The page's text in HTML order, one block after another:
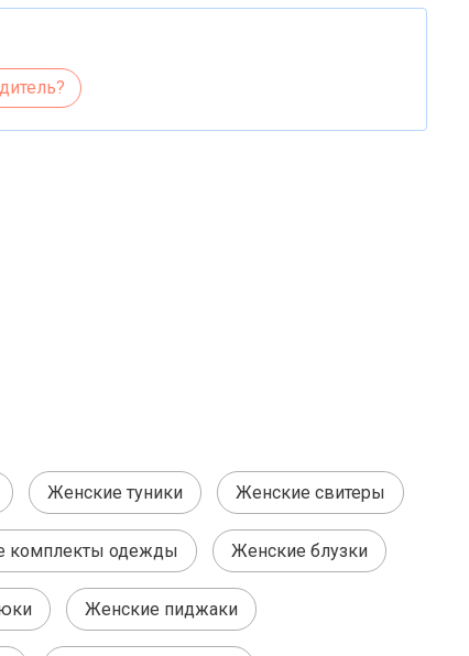
Женские туники Женские свитеры
комплекты одежды Женские блузки
Женские пиджаки